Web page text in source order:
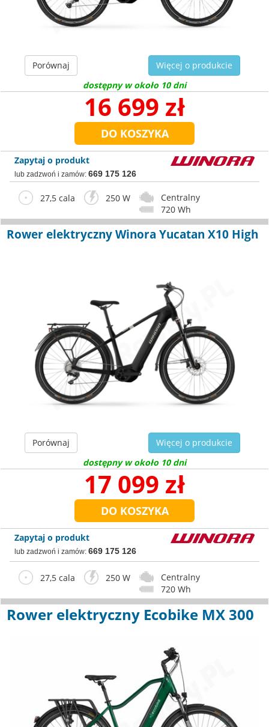
Porównaj
Więcej o produkcie
dostępny w około 10 dni
16 699 zł
Zapytaj o produkt
lub zadzwoń i zamów: 669 175 126
27,5 cala 250 W
Centralny
720 Wh
Rower elektryczny Winora Yucatan X10 High
Porównaj
Więcej o produkcie
dostępny w około 10 dni
17 099 zł
Zapytaj o produkt
lub zadzwoń i zamów: 669 175 126
27,5 cala 250 W
Centralny
720 Wh
Rower elektryczny Ecobike MX 300